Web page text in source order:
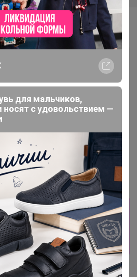
см,
2 258,62р
Полка - вешалка для бани и
сауны, настенная с
зеркалом, липа, 4 крючка,
«Добропаровъ»
о заказах доступна
клуба
для мальчиков,
носят с удовольствием —